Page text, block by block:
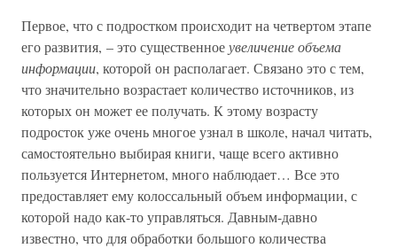
Первое, что с подростком происходит на четвертом этапе
его развития, – это существенноеувеличение объема
информации, которой он располагает. Связано это с тем,
что значительно возрастает количество источников, из
которых он может ее получать. К этому возрасту
подросток уже очень многое узнал в школе, начал читать,
самостоятельно выбирая книги, чаще всего активно
пользуется Интернетом, много наблюдает… Все это
предоставляет ему колоссальный объем информации, с
которой надо как-то управляться. Давным-давно
известно, что для обработки большого количества